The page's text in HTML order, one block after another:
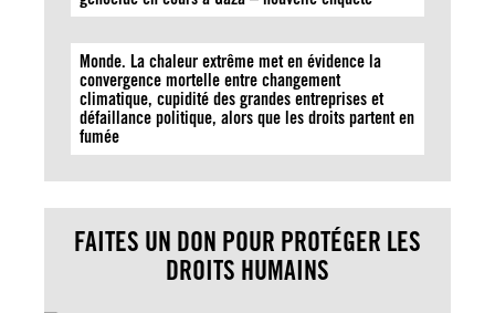
Monde. La chaleur extrême met en évidence la
convergence mortelle entre changement
climatique, cupidité des grandes entreprises et
défaillance politique, alors que les droits partent en
fumée
FAITES UN DON POUR PROTÉGER LES
DROITS HUMAINS